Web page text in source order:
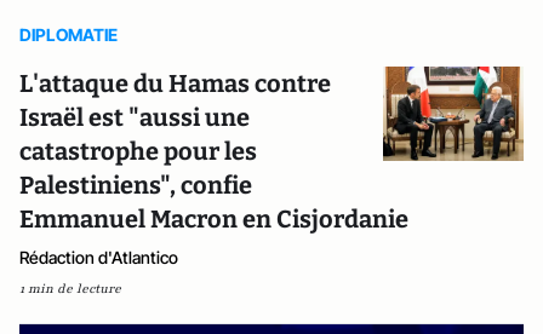
DIPLOMATIE
L'attaque du Hamas contre
Israël est "aussi une
catastrophe pour les
Palestiniens", confie
Emmanuel Macron en Cisjordanie
Rédaction d'Atlantico
1 min de lecture